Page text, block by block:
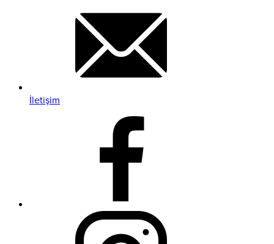
İletişim